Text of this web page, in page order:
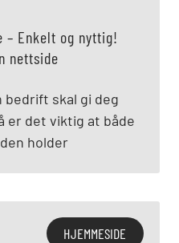
– Enkelt og nyttig!
nettside
skal gi deg
er det viktig at både
holder
HJEMMESIDE